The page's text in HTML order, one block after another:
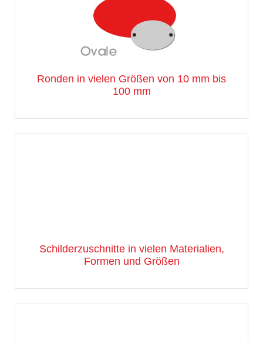
Ronden in vielen Größen von 10 mm bis
100 mm
Schilderzuschnitte in vielen Materialien,
Formen und Größen